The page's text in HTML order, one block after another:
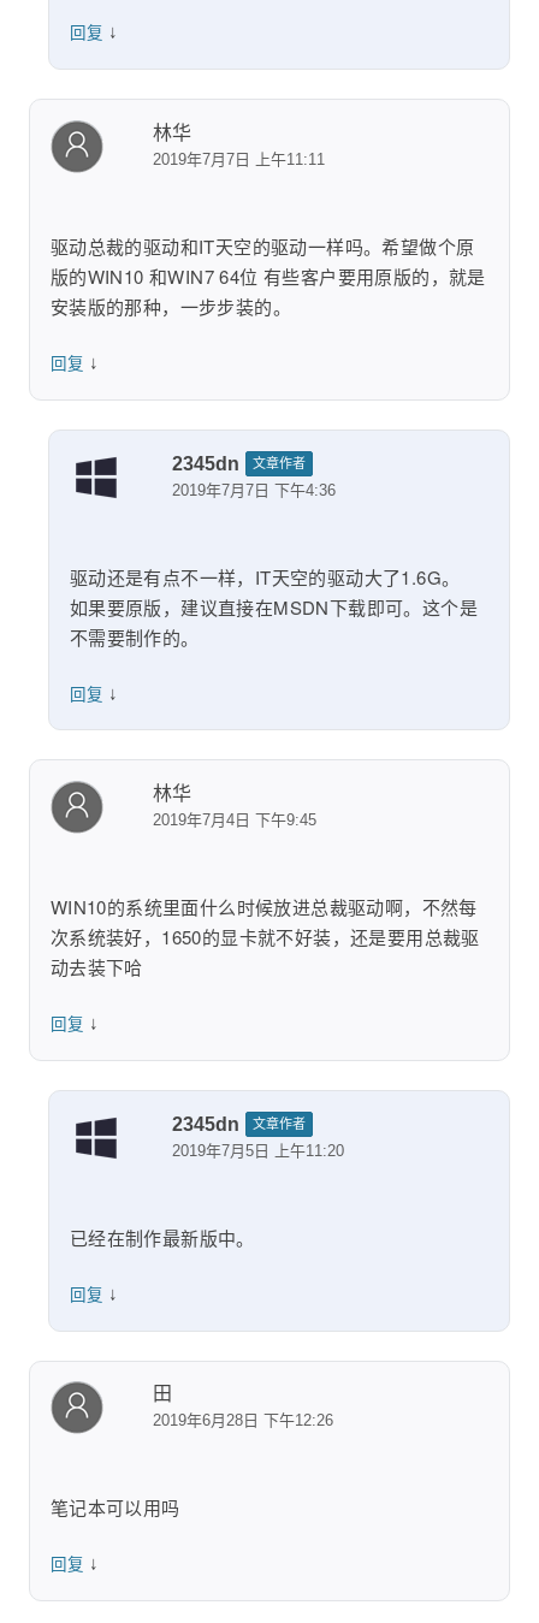
回复 ↓
林华
2019年7月7日 上午11:11
驱动总裁的驱动和IT天空的驱动一样吗。希望做个原
版的WIN10 和WIN7 64位 有些客户要用原版的，就是
安装版的那种，一步步装的。
回复 ↓
2345dn 文章作者
2019年7月7日 下午4:36
驱动还是有点不一样，IT天空的驱动大了1.6G。
如果要原版，建议直接在MSDN下载即可。这个是
不需要制作的。
回复 ↓
林华
2019年7月4日 下午9:45
WIN10的系统里面什么时候放进总裁驱动啊，不然每
次系统装好，1650的显卡就不好装，还是要用总裁驱
动去装下哈
回复 ↓
2345dn 文章作者
2019年7月5日 上午11:20
已经在制作最新版中。
回复 ↓
田
2019年6月28日 下午12:26
笔记本可以用吗
回复 ↓